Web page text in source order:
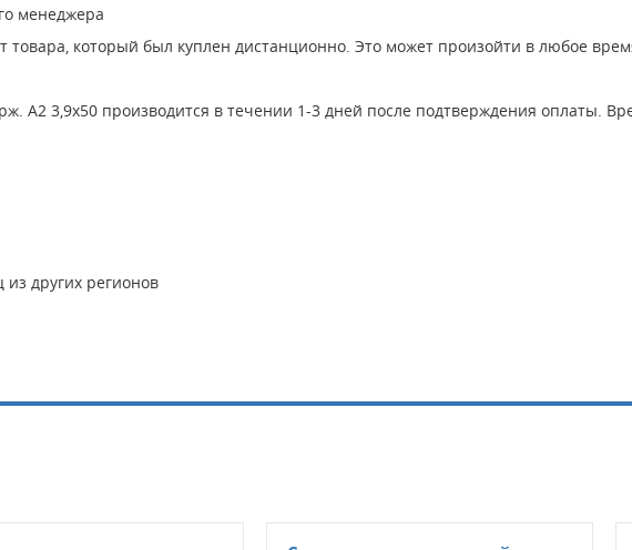
менеджера
товара, который был куплен дистанционно. Это может произойти в любое
А2 3,9х50 производится в течении 1-3 дней после подтверждения оплаты.
других регионов